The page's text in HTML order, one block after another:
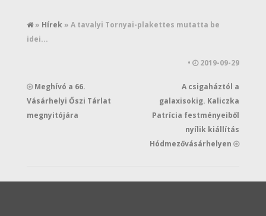
» Hírek» A tavalyi Tornyai-plakettes mutatta be
idei...
• 2019-09-29
Meghívó a 66.
Vásárhelyi Őszi Tárlat
megnyitójára
A csigaháztól a
galaxisokig. Kaliczka
Patrícia festményeiből
nyílik kiállítás
Hódmezővásárhelyen